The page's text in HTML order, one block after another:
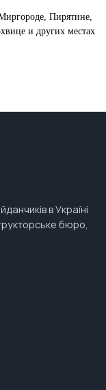
Пирятине,
и других местах
в Україні
бюро,